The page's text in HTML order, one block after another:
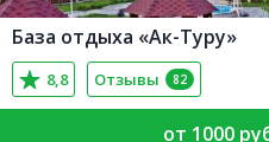
База отдыха «Ак-Туру»
8,8 Отзывы 82
от 1000